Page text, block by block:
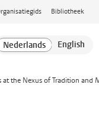
Bibliotheek
the Nexus of Tradition and